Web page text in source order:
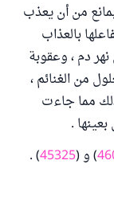
من أن يعذب
بالعذاب
دم ، وعقوبة
من الغنائم ،
مما جاءت
.
) و (45325
) .